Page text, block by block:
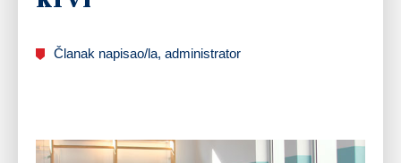
Članak napisao/la, administrator